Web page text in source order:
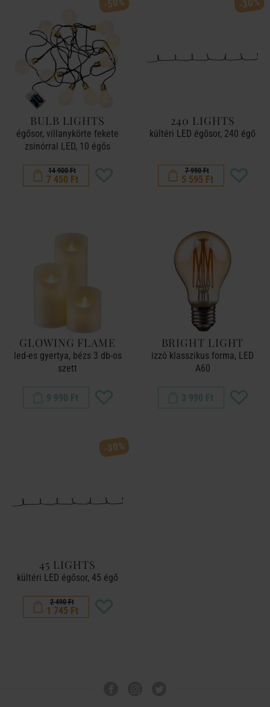
BULB LIGHTS
égősor, villanykörte fekete
zsinórral LED, 10 égős
14 900 Ft
7 450 Ft
240 LIGHTS
kültéri LED égősor, 240 égő
7 990 Ft
5 595 Ft
GLOWING FLAME
led-es gyertya, bézs 3 db-os
szett
9 990 Ft
BRIGHT LIGHT
izzó klasszikus forma, LED
A60
3 990 Ft
-30%
45 LIGHTS
kültéri LED égősor, 45 égő
2 490 Ft
1 745 Ft